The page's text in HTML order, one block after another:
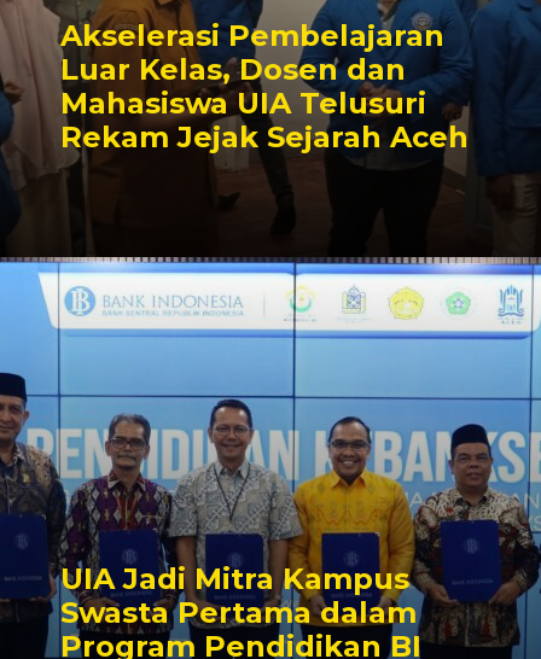
Akselerasi Pembelajaran
Luar Kelas, Dosen dan
Mahasiswa UIA Telusuri
Rekam Jejak Sejarah Aceh
UIA Jadi Mitra Kampus
Swasta Pertama dalam
Program Pendidikan BI